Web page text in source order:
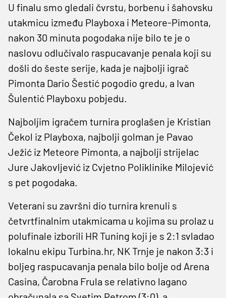
U finalu smo gledali čvrstu, borbenu i šahovsku
utakmicu između Playboxa i Meteore-Pimonta,
nakon 30 minuta pogodaka nije bilo te je o
naslovu odlučivalo raspucavanje penala koji su
došli do šeste serije, kada je najbolji igrač
Pimonta Dario Šestić pogodio gredu, a Ivan
Šulentić Playboxu pobjedu.
Najboljim igračem turnira proglašen je Kristian
Čekol iz Playboxa, najbolji golman je Pavao
Ježić iz Meteore Pimonta, a najbolji strijelac
Jure Jakovljević iz Cvjetno Poliklinike Milojević
s pet pogodaka.
Veterani su završni dio turnira krenuli s
četvrtfinalnim utakmicama u kojima su prolaz u
polufinale izborili HR Tuning koji je s 2:1 svladao
lokalnu ekipu Turbina.hr, NK Trnje je nakon 3:3 i
boljeg raspucavanja penala bilo bolje od Arena
Casina, Čarobna Frula se relativno lagano